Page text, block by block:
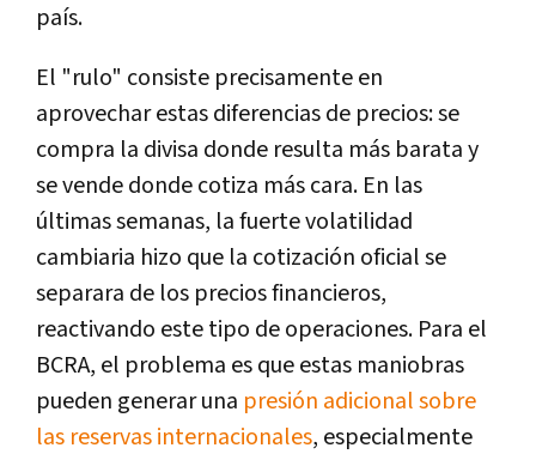
país.
El "rulo" consiste precisamente en
aprovechar estas diferencias de precios: se
compra la divisa donde resulta más barata y
se vende donde cotiza más cara. En las
últimas semanas, la fuerte volatilidad
cambiaria hizo que la cotización oficial se
separara de los precios financieros,
reactivando este tipo de operaciones. Para el
BCRA, el problema es que estas maniobras
pueden generar una presión adicional sobre
las reservas internacionales, especialmente